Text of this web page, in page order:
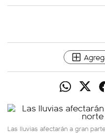
Las lluvias afectarán a gran